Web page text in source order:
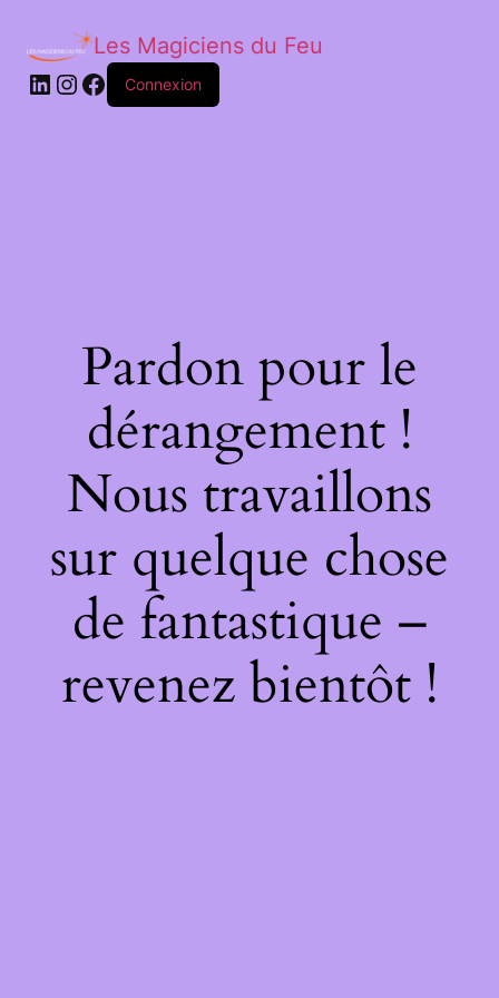
Les Magiciens du Feu
LinkedIn
Instagram
Facebook
Connexion
Pardon pour le
dérangement !
Nous travaillons
sur quelque chose
de fantastique –
revenez bientôt !